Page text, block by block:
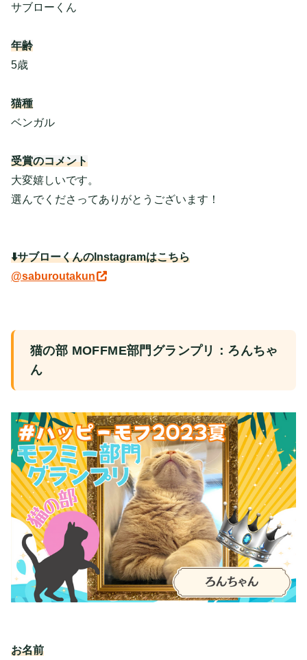
サブローくん
年齢
5歳
猫種
ベンガル
受賞のコメント
大変嬉しいです。
選んでくださってありがとうございます！
⬇️サブローくんのInstagramはこちら
@saburoutakun
猫の部 MOFFME部門グランプリ：ろんちゃ
ん
お名前